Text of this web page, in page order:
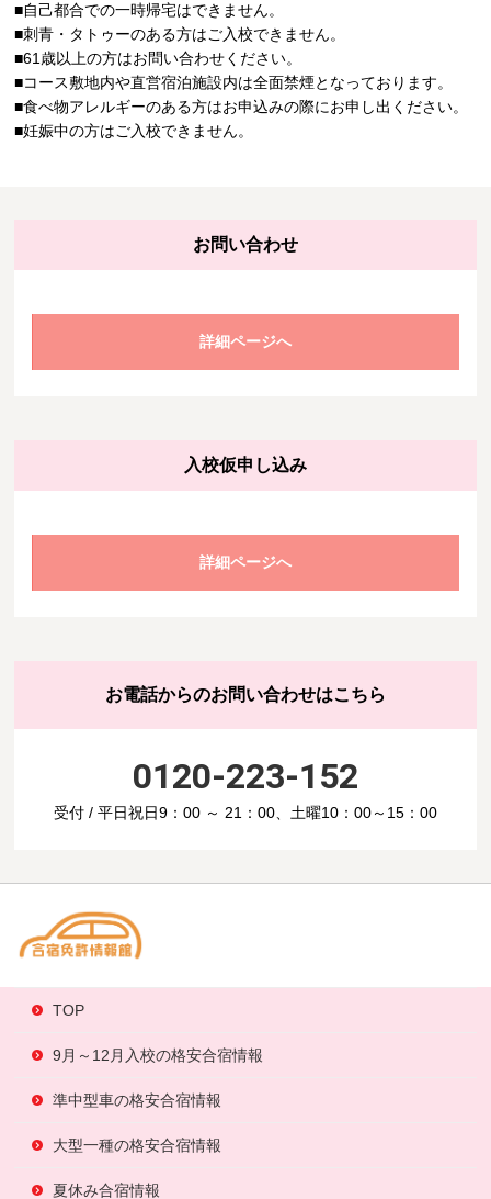
■自己都合での一時帰宅はできません。
■刺青・タトゥーのある方はご入校できません。
■61歳以上の方はお問い合わせください。
■コース敷地内や直営宿泊施設内は全面禁煙となっております。
■食べ物アレルギーのある方はお申込みの際にお申し出ください。
■妊娠中の方はご入校できません。
お問い合わせ
詳細ページへ
入校仮申し込み
詳細ページへ
お電話からのお問い合わせはこちら
0120-223-152
受付 / 平日祝日9：00 ～ 21：00、土曜10：00～15：00
TOP
9月～12月入校の格安合宿情報
準中型車の格安合宿情報
大型一種の格安合宿情報
夏休み合宿情報